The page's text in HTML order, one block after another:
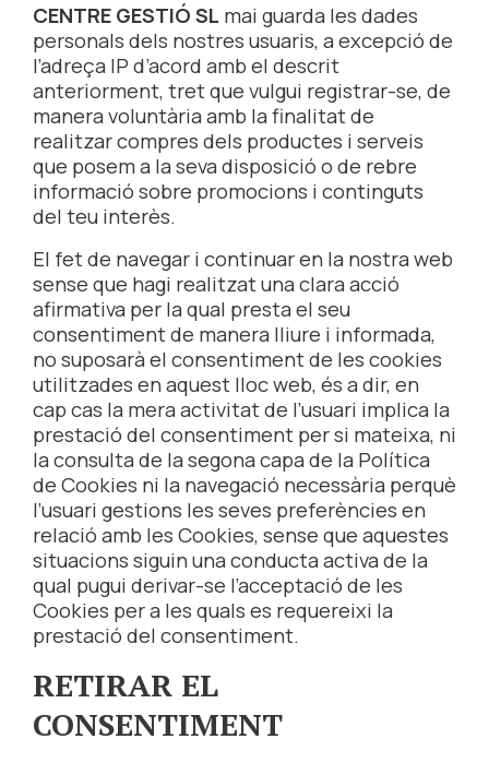
CENTRE GESTIÓ SL mai guarda les dades
personals dels nostres usuaris, a excepció de
l’adreça IP d’acord amb el descrit
anteriorment, tret que vulgui registrar-se, de
manera voluntària amb la finalitat de
realitzar compres dels productes i serveis
que posem a la seva disposició o de rebre
informació sobre promocions i continguts
del teu interès.
El fet de navegar i continuar en la nostra web
sense que hagi realitzat una clara acció
afirmativa per la qual presta el seu
consentiment de manera lliure i informada,
no suposarà el consentiment de les cookies
utilitzades en aquest lloc web, és a dir, en
cap cas la mera activitat de l’usuari implica la
prestació del consentiment per si mateixa, ni
la consulta de la segona capa de la Política
de Cookies ni la navegació necessària perquè
l’usuari gestions les seves preferències en
relació amb les Cookies, sense que aquestes
situacions siguin una conducta activa de la
qual pugui derivar-se l’acceptació de les
Cookies per a les quals es requereixi la
prestació del consentiment.
RETIRAR EL
CONSENTIMENT